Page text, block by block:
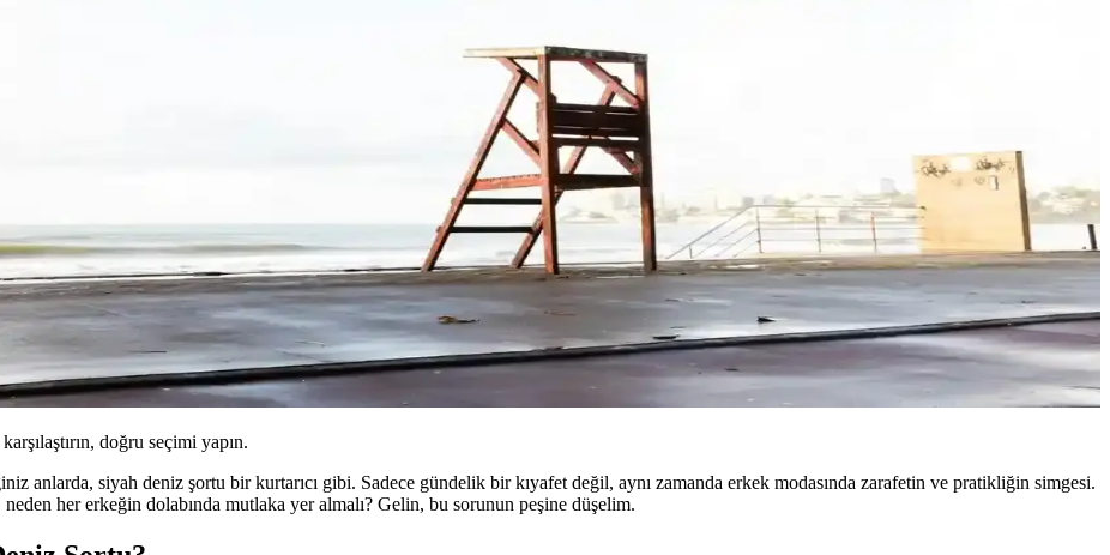
doğru seçimi yapın.
anlarda, siyah deniz şortu bir kurtarıcı gibi. Sadece gündelik bir kıyafet değil, aynı zamanda erkek modasında zarafetin ve pratikliğin simgesi.
her erkeğin dolabında mutlaka yer almalı? Gelin, bu sorunun peşine düşelim.